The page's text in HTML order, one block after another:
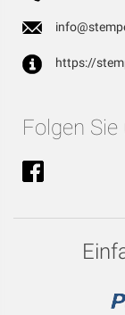
https://
Folgen Sie